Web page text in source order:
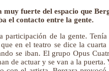
fuerte del espacio que
el contacto entre la gente.
participación de la gente.
en el teatro se dice la cuarta
se iban. El grupo Opus
de actuar y se van a la puerta.